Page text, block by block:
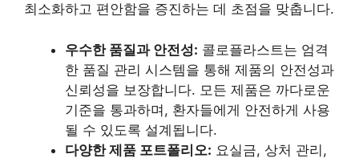
최소화하고 편안함을 증진하는 데 초점을 맞춥니다.
우수한 품질과 안전성: 콜로플라스트는 엄격
한 품질 관리 시스템을 통해 제품의 안전성과
신뢰성을 보장합니다. 모든 제품은 까다로운
기준을 통과하며, 환자들에게 안전하게 사용
될 수 있도록 설계됩니다.
다양한 제품 포트폴리오: 요실금, 상처 관리,